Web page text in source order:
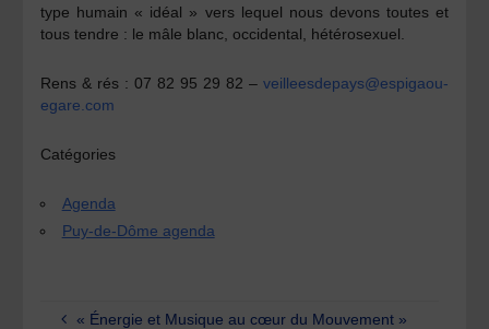
type humain « idéal » vers lequel nous devons toutes et
tous tendre : le mâle blanc, occidental, hétérosexuel.
Rens & rés : 07 82 95 29 82 – veilleesdepays@espigaou-
egare.com
Catégories
Agenda
Puy-de-Dôme agenda
« Énergie et Musique au cœur du Mouvement »